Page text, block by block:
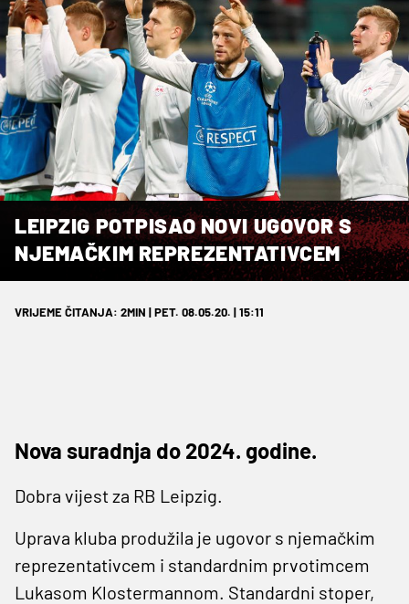
LEIPZIG POTPISAO NOVI UGOVOR S
NJEMAČKIM REPREZENTATIVCEM
VRIJEME ČITANJA: 2MIN | PET. 08.05.20. | 15:11
Nova suradnja do 2024. godine.
Dobra vijest za RB Leipzig.
Uprava kluba produžila je ugovor s njemačkim
reprezentativcem i standardnim prvotimcem
Lukasom Klostermannom. Standardni stoper,